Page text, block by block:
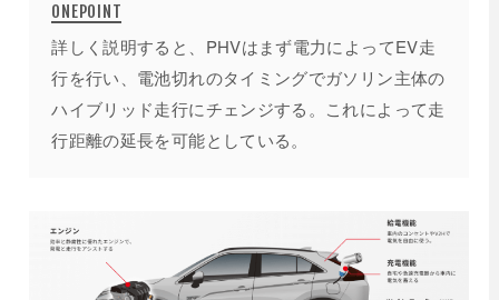
詳しく説明すると、PHVはまず電力によってEV走
行を行い、電池切れのタイミングでガソリン主体の
ハイブリッド走行にチェンジする。これによって走
行距離の延長を可能としている。